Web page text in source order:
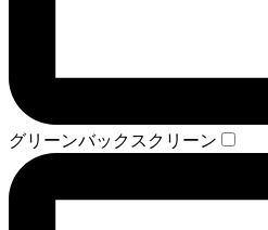
グリーンバックスクリーン